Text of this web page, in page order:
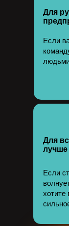
Для
лучше
Если
хотите
Для
Если